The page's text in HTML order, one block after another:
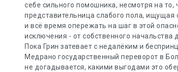
себе сильного помошника, несмотря на то,
представительница слабого пола, ищущая
и всё время опережать на шаг в этой
исключения - от собственного начальства
Пока Грин затевает с недалёким и
Медрано государственный переворот в
не догадывается, какими выгодами это